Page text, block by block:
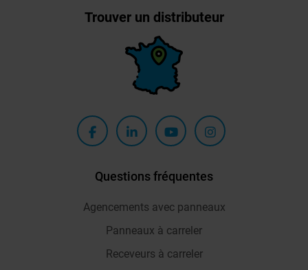
Trouver un distributeur
Questions fréquentes
Agencements avec panneaux
Panneaux à carreler
Receveurs à carreler